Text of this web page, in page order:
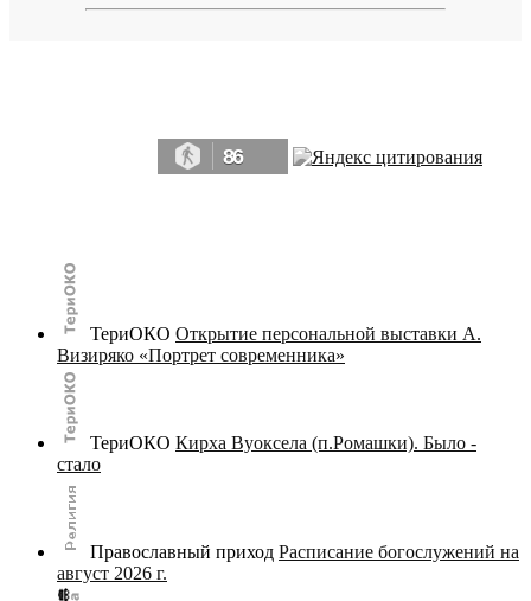
86
ТериОКО Открытие персональной выставки А.
Визиряко «Портрет современника»
ТериОКО Кирха Вуоксела (п.Ромашки). Было -
стало
Православный приход Расписание богослужений на
август 2026 г.